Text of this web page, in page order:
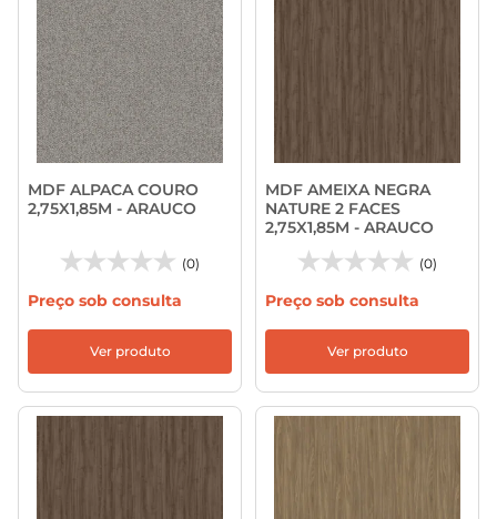
MDF ALPACA COURO
2,75X1,85M - ARAUCO
(0)
Preço sob consulta
Ver produto
MDF AMEIXA NEGRA
NATURE 2 FACES
2,75X1,85M - ARAUCO
(0)
Preço sob consulta
Ver produto